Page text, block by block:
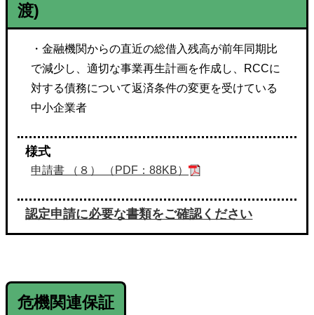
渡)
・金融機関からの直近の総借入残高が前年同期比
で減少し、適切な事業再生計画を作成し、RCCに
対する債務について返済条件の変更を受けている
中小企業者
様式
申請書 （８） （PDF：88KB）
認定申請に必要な書類をご確認ください
危機関連保証